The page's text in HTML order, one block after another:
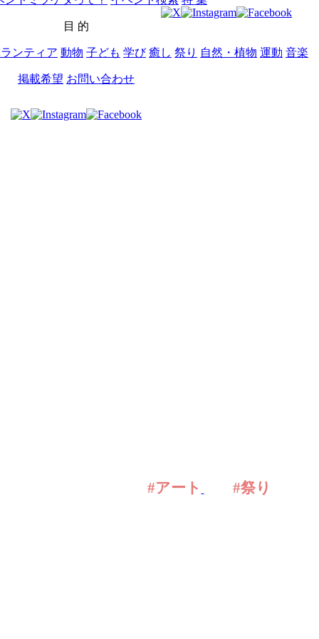
目 的
ンティア 動物 子ども 学び 癒し 祭り 自然・植物 運動 音楽
掲載希望 お問い合わせ
#アート #祭り